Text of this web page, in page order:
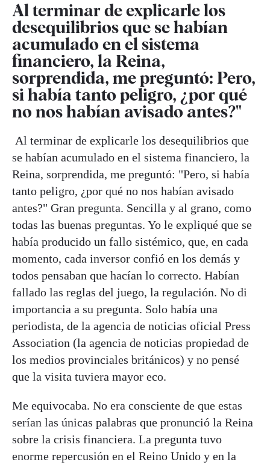
Al terminar de explicarle los
desequilibrios que se habían
acumulado en el sistema
financiero, la Reina,
sorprendida, me preguntó: Pero,
si había tanto peligro, ¿por qué
no nos habían avisado antes?"
Al terminar de explicarle los desequilibrios que
se habían acumulado en el sistema financiero, la
Reina, sorprendida, me preguntó: "Pero, si había
tanto peligro, ¿por qué no nos habían avisado
antes?" Gran pregunta. Sencilla y al grano, como
todas las buenas preguntas. Yo le expliqué que se
había producido un fallo sistémico, que, en cada
momento, cada inversor confió en los demás y
todos pensaban que hacían lo correcto. Habían
fallado las reglas del juego, la regulación. No di
importancia a su pregunta. Solo había una
periodista, de la agencia de noticias oficial Press
Association (la agencia de noticias propiedad de
los medios provinciales británicos) y no pensé
que la visita tuviera mayor eco.
Me equivocaba. No era consciente de que estas
serían las únicas palabras que pronunció la Reina
sobre la crisis financiera. La pregunta tuvo
enorme repercusión en el Reino Unido y en la